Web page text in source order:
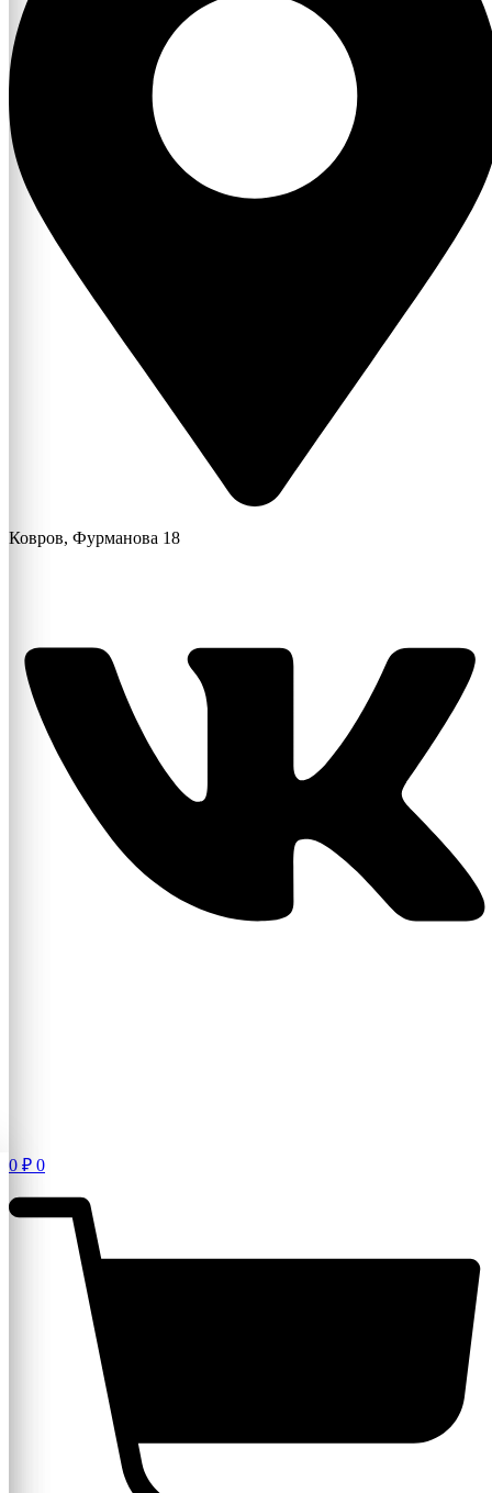
Ковров, Фурманова 18
0 ₽ 0